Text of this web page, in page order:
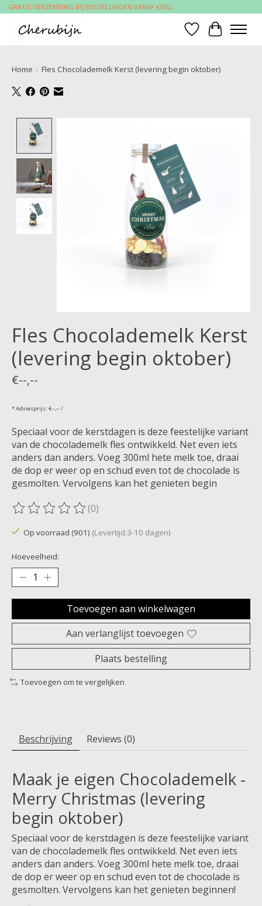
GRATIS VERZENDING BIJ BESTELLINGEN VANAF €350,-
Verlanglijst
Home / Fles Chocolademelk Kerst (levering begin oktober)
Fles Chocolademelk Kerst
(levering begin oktober)
€--,--
* Adviesprijs: €--,-- /
Speciaal voor de kerstdagen is deze feestelijke variant
van de chocolademelk fles ontwikkeld. Net even iets
anders dan anders. Voeg 300ml hete melk toe, draai
de dop er weer op en schud even tot de chocolade is
gesmolten. Vervolgens kan het genieten begin
De beoordeling van dit product is
(0)
Op voorraad (901) (Levertijd:3-10 dagen)
Hoeveelheid:
Toevoegen aan winkelwagen
Aan verlanglijst toevoegen
Plaats bestelling
Toevoegen om te vergelijken
Beschrijving Reviews (0)
Maak je eigen Chocolademelk -
Merry Christmas (levering
begin oktober)
Speciaal voor de kerstdagen is deze feestelijke variant
van de chocolademelk fles ontwikkeld. Net even iets
anders dan anders. Voeg 300ml hete melk toe, draai
de dop er weer op en schud even tot de chocolade is
gesmolten. Vervolgens kan het genieten beginnen!